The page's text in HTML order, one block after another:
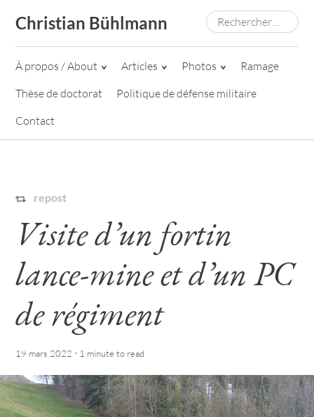
content
Christian Bühlmann Rechercher :
À propos / About Articles Photos
Ramage
Thèse de doctorat
Politique de défense militaire
Contact
repost
Visite d’un fortin
lance-mine et d’un PC
de régiment
19 mars 2022 · 1 minute to read